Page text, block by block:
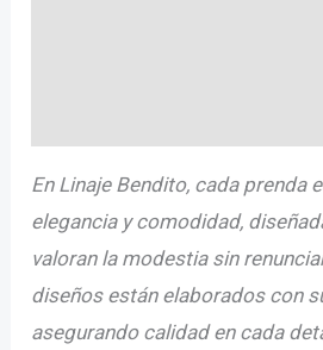
En Linaje Bendito, cada prenda
elegancia y comodidad,
valoran la modestia sin
diseños están elaborados con
asegurando calidad en cada